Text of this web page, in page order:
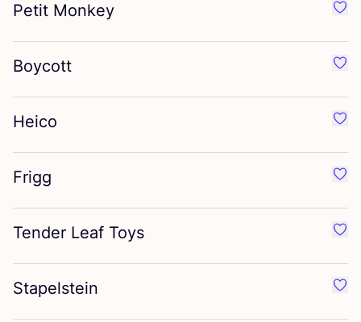
Petit Monkey
Boycott
Heico
Frigg
Tender Leaf Toys
Stapelstein